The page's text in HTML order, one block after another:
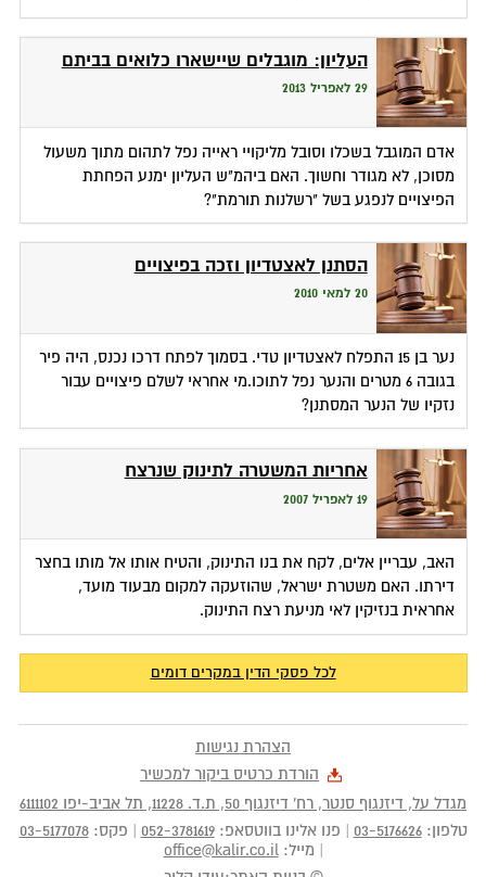
העליון: מוגבלים שיישארו כלואים בביתם
29 לאפריל 2013
אדם המוגבל בשכלו וסובל מליקויי ראייה נפל לתהום מתוך משעול
מסוכן, לא מגודר וחשוך. האם ביהמ"ש העליון ימנע הפחתת
הפיצויים לנפגע בשל "רשלנות תורמת"?
הסתנן לאצטדיון וזכה בפיצויים
20 למאי 2010
נער בן 15 התפלח לאצטדיון טדי. בסמוך לפתח דרכו נכנס, היה פיר
בגובה 6 מטרים והנער נפל לתוכו.מי אחראי לשלם פיצויים עבור
נזקיו של הנער המסתנן?
אחריות המשטרה לתינוק שנרצח
19 לאפריל 2007
האב, עבריין אלים, לקח את בנו התינוק, והטיח אותו אל מותו בחצר
דירתו. האם משטרת ישראל, שהוזעקה למקום מבעוד מועד,
אחראית בנזיקין לאי מניעת רצח התינוק.
לכל פסקי הדין במקרים דומים
הצהרת נגישות
הורדת כרטיס ביקור למכשיר
מגדל על, דיזנגוף סנטר, רח' דיזנגוף 50
, ת.ד. 11228
, תל אביב-יפו 6111102
טלפון:03-5176626 פנו אלינו בווטסאפ:052-3781619 פקס:03-5177078
מייל:office@kalir.co.il